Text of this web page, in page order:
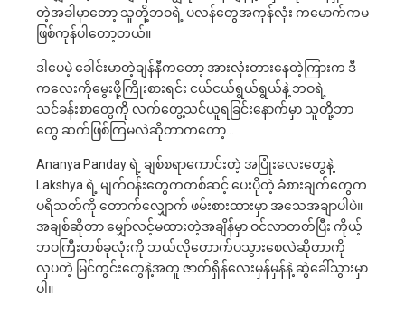
တဲ့အခါမှာတော့ သူတို့ဘဝရဲ့ ပလန်တွေအကုန်လုံး ကမောက်ကမ
ဖြစ်ကုန်ပါတော့တယ်။
ဒါပေမဲ့ ခေါင်းမာတဲ့ချန်နီကတော့ အားလုံးတားနေတဲ့ကြားက ဒီ
ကလေးကိုမွေးဖို့ကြိုးစားရင်း ငယ်ငယ်ရွယ်ရွယ်နဲ့ ဘဝရဲ့
သင်ခန်းစာတွေကို လက်တွေ့သင်ယူရခြင်းနောက်မှာ သူတို့ဘာ
တွေ ဆက်ဖြစ်ကြမလဲဆိုတာကတော့…
Ananya Panday ရဲ့ ချစ်စရာကောင်းတဲ့ အပြုံးလေးတွေနဲ့
Lakshya ရဲ့ မျက်ဝန်းတွေကတစ်ဆင့် ပေးပိုတဲ့ ခံစားချက်တွေက
ပရိသတ်ကို တောက်လျှောက် ဖမ်းစားထားမှာ အသေအချာပါပဲ။
အချစ်ဆိုတာ မျှော်လင့်မထားတဲ့အချိန်မှာ ဝင်လာတတ်ပြီး ကိုယ့်
ဘဝကြီးတစ်ခုလုံးကို ဘယ်လိုတောက်ပသွားစေလဲဆိုတာကို
လှပတဲ့ မြင်ကွင်းတွေနဲ့အတူ ဇာတ်ရှိန်လေးမှန်မှန်နဲ့ ဆွဲခေါ်သွားမှာ
ပါ။